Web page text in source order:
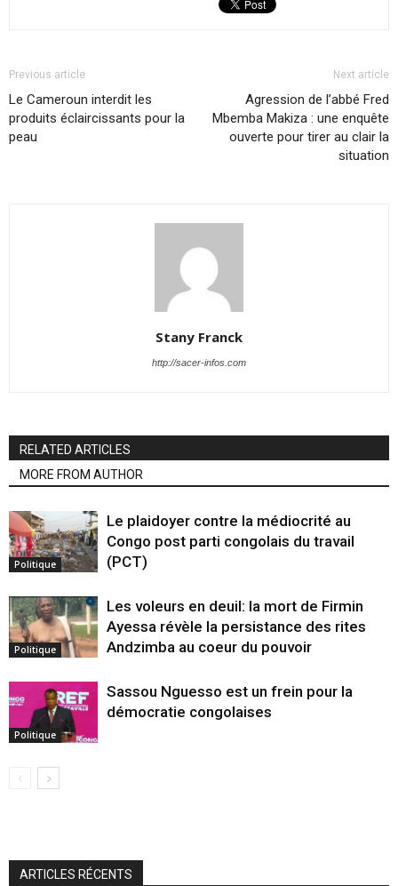
Previous article
Le Cameroun interdit les
produits éclaircissants pour la
peau
Next article
Agression de l’abbé Fred
Mbemba Makiza : une enquête
ouverte pour tirer au clair la
situation
Stany Franck
http://sacer-infos.com
RELATED ARTICLES
MORE FROM AUTHOR
Politique
Le plaidoyer contre la médiocrité au
Congo post parti congolais du travail
(PCT)
Politique
Les voleurs en deuil: la mort de Firmin
Ayessa révèle la persistance des rites
Andzimba au coeur du pouvoir
Politique
Sassou Nguesso est un frein pour la
démocratie congolaises
ARTICLES RÉCENTS